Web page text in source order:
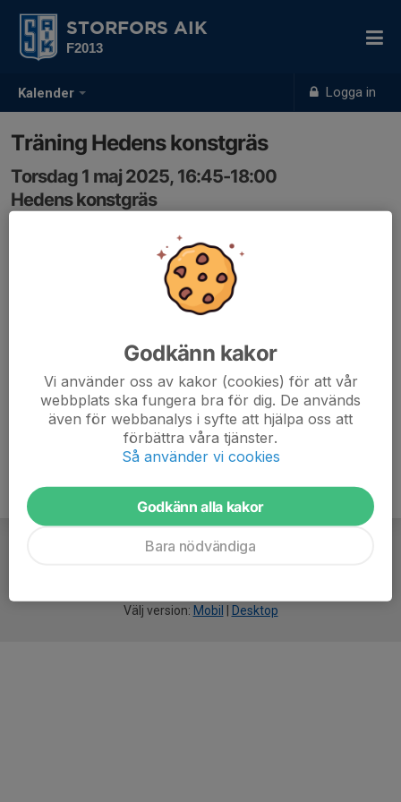
Kalender Logga in
STORFORS AIK
F2013
Träning Hedens konstgräs
Torsdag 1 maj 2025, 16:45-18:00
Hedens konstgräs
Välj version: Mobil Desktop
Godkänn kakor
Vi använder oss av kakor (cookies) för att vår
webbplats ska fungera bra för dig. De används
även för webbanalys i syfte att hjälpa oss att
förbättra våra tjänster.
Så använder vi cookies
Godkänn alla kakor
Bara nödvändiga